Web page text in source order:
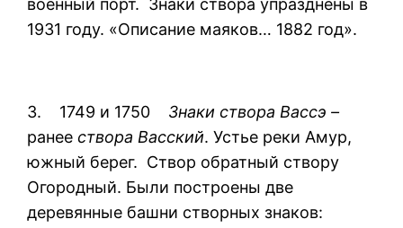
военный порт. Знаки створа упразднены в
1931 году. «Описание маяков… 1882 год».
3. 1749 и 1750 Знаки створа Вассэ –
ранее створа Васский. Устье реки Амур,
южный берег. Створ обратный створу
Огородный. Были построены две
деревянные башни створных знаков: